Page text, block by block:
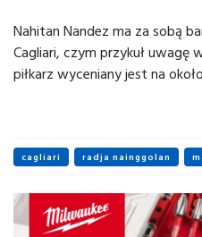
Nahitan Nandez ma za sobą
Cagliari, czym przykuł uwagę
piłkarz wyceniany jest na
cagliari radja nainggolan